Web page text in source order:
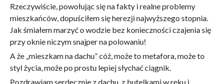
Rzeczywiście, powołując się na fakty i realne problemy
mieszkańców, dopuściłem się herezji najwyższego stopnia.
Jak śmiałem marzyć o wodzie bez konieczności czajenia się
przy oknie niczym snajper na polowaniu!
A że „mieszkam na dachu” cóż, może to metafora, może to
styl życia, może po prostu lepiej słychać ciągnik.
Pozdrawiam serdecznie z dachu, z butelkami w ręku i